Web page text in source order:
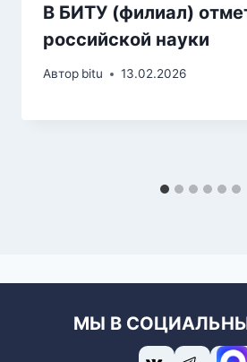
В БИТУ (филиал)
российской науки
Автор bitu 13.02.2026
МЫ В